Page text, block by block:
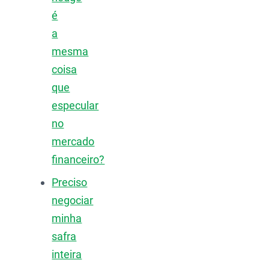
é
a
mesma
coisa
que
especular
no
mercado
financeiro?
Preciso
negociar
minha
safra
inteira